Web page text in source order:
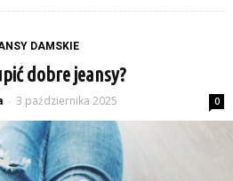
DAMSKIE
dobre jeansy?
- 3 października 2025 0